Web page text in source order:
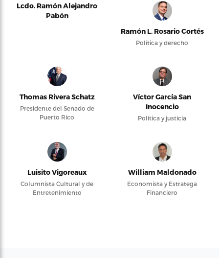
Lcdo. Ramón Alejandro
Pabón
Ramón L. Rosario Cortés
Política y derecho
Thomas Rivera Schatz
Presidente del Senado de
Puerto Rico
Víctor García San
Inocencio
Política y justicia
Luisito Vigoreaux
Columnista Cultural y de
Entretenimiento
William Maldonado
Economista y Estratega
Financiero